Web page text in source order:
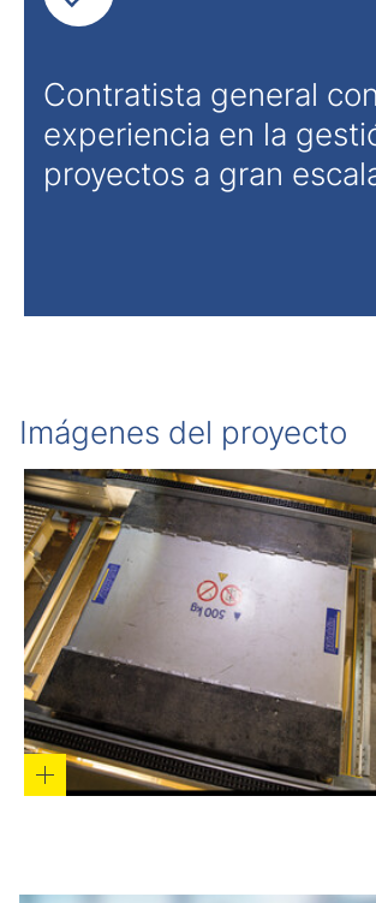
Contratista general con
experiencia en la
proyectos a gran
Imágenes del proyecto